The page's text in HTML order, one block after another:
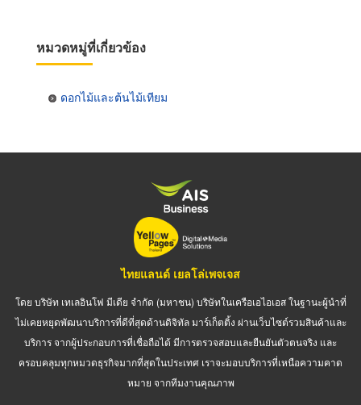
หมวดหมู่ที่เกี่ยวข้อง
ดอกไม้และต้นไม้เทียม
ไทยแลนด์ เยลโล่เพจเจส
โดย บริษัท เทเลอินโฟ มีเดีย จำกัด (มหาชน) บริษัทในเครือเอไอเอส ในฐานะผู้นำที่
ไม่เคยหยุดพัฒนาบริการที่ดีที่สุดด้านดิจิทัล มาร์เก็ตติ้ง ผ่านเว็บไซต์รวมสินค้าและ
บริการ จากผู้ประกอบการที่เชื่อถือได้ มีการตรวจสอบและยืนยันตัวตนจริง และ
ครอบคลุมทุกหมวดธุรกิจมากที่สุดในประเทศ เราจะมอบบริการที่เหนือความคาด
หมาย จากทีมงานคุณภาพ